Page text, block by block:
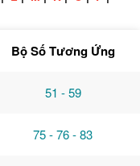
Bộ Số Tương Ứng
51 - 59
75 - 76 - 83